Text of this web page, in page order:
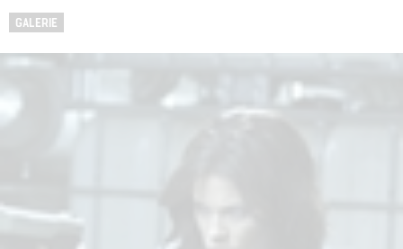
GALERIE